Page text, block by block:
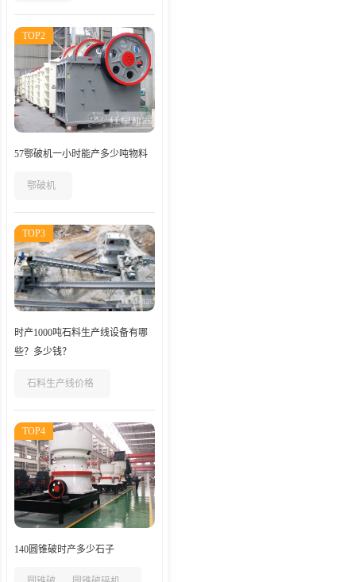
TOP2
57鄂破机一小时能产多少吨物料
鄂破机
TOP3
时产1000吨石料生产线设备有哪
些？多少钱？
石料生产线价格
TOP4
140圆锥破时产多少石子